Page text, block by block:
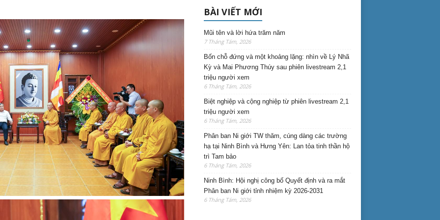
BÀI VIẾT MỚI
Mũi tên và lời hứa trăm năm
7 Tháng Tám, 2026
Bốn chỗ đứng và một khoảng lặng: nhìn về Lý Nhã
Kỳ và Mai Phương Thúy sau phiên livestream 2,1
triệu người xem
6 Tháng Tám, 2026
Biệt nghiệp và cộng nghiệp từ phiên livestream 2,1
triệu người xem
6 Tháng Tám, 2026
Phân ban Ni giới TW thăm, cúng dàng các trường
hạ tại Ninh Bình và Hưng Yên: Lan tỏa tinh thần hộ
trì Tam bảo
6 Tháng Tám, 2026
Ninh Bình: Hội nghị công bố Quyết định và ra mắt
Phân ban Ni giới tỉnh nhiệm kỳ 2026-2031
6 Tháng Tám, 2026